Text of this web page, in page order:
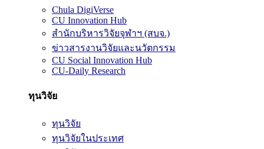
Chula DigiVerse
CU Innovation Hub
สำนักบริหารวิจัยจุฬาฯ (สบจ.)
ข่าวสารงานวิจัยและนวัตกรรม
CU Social Innovation Hub
CU-Daily Research
ทุนวิจัย
ทุนวิจัย
ทุนวิจัยในประเทศ